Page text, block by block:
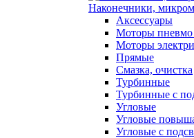
Наконечники,
Аксессуары
Моторы
Моторы
Прямые
Смазка, очистка
Турбинные
Турбинные с
Угловые
Угловые
Угловые с